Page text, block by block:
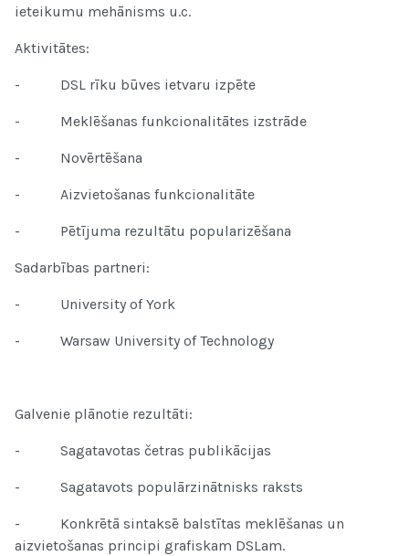
ieteikumu mehānisms u.c.
Aktivitātes:
- DSL rīku būves ietvaru izpēte
- Meklēšanas funkcionalitātes izstrāde
- Novērtēšana
- Aizvietošanas funkcionalitāte
- Pētījuma rezultātu popularizēšana
Sadarbības partneri:
- University of York
- Warsaw University of Technology
Galvenie plānotie rezultāti:
- Sagatavotas četras publikācijas
- Sagatavots populārzinātnisks raksts
- Konkrētā sintaksē balstītas meklēšanas un
aizvietošanas principi grafiskam DSLam.